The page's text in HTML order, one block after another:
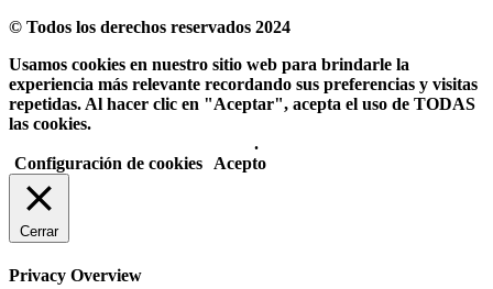
© Todos los derechos reservados 2024
Usamos cookies en nuestro sitio web para brindarle la
experiencia más relevante recordando sus preferencias y visitas
repetidas. Al hacer clic en "Aceptar", acepta el uso de TODAS
las cookies.
.
Configuración de cookies
Acepto
Cerrar
Privacy Overview